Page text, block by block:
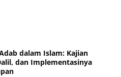
dalam Islam: Kajian
dan Implementasinya